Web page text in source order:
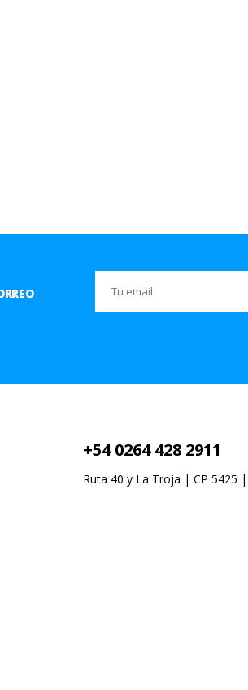
+54 0264 428 2911
Ruta 40 y La Troja | CP 5425 |